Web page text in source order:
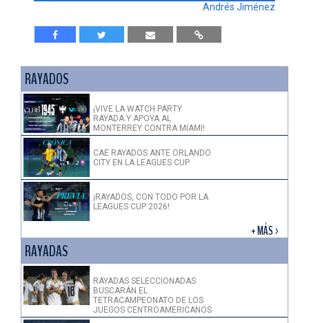
Andrés Jiménez
RAYADOS
¡VIVE LA WATCH PARTY
RAYADA Y APOYA AL
MONTERREY CONTRA MIAMI!
CAE RAYADOS ANTE ORLANDO
CITY EN LA LEAGUES CUP
¡RAYADOS, CON TODO POR LA
LEAGUES CUP 2026!
+ MÁS >
RAYADAS
RAYADAS SELECCIONADAS
BUSCARÁN EL
TETRACAMPEONATO DE LOS
JUEGOS CENTROAMERICANOS